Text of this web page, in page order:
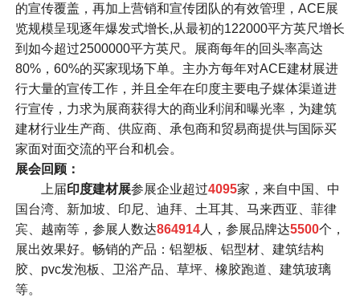
的宣传覆盖，再加上营销和宣传团队的有效管理，ACE展
览规模呈现逐年爆发式增长,从最初的122000平方英尺增长
到如今超过2500000平方英尺。展商每年的回头率高达
80%，60%的买家现场下单。主办方每年对ACE建材展进
行大量的宣传工作，并且全年在印度主要电子媒体渠道进
行宣传，力求为展商获得大的商业利润和曝光率，为建筑
建材行业生产商、供应商、承包商和贸易商提供与国际买
家面对面交流的平台和机会。
展会回顾：
上届印度建材展参展企业超过4095家，来自中国、中
国台湾、新加坡、印尼、迪拜、土耳其、马来西亚、菲律
宾、越南等，参展人数达864914人，参展品牌达5500个，
展出效果好。畅销的产品：铝塑板、铝型材、建筑结构
胶、pvc发泡板、卫浴产品、草坪、橡胶跑道、建筑玻璃
等。